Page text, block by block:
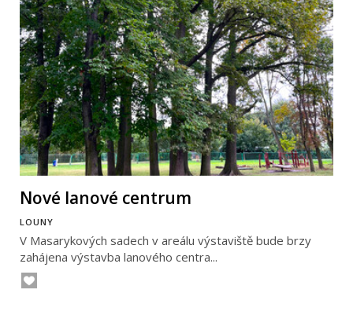
Nové lanové centrum
LOUNY
V Masarykových sadech v areálu výstaviště bude brzy
zahájena výstavba lanového centra...